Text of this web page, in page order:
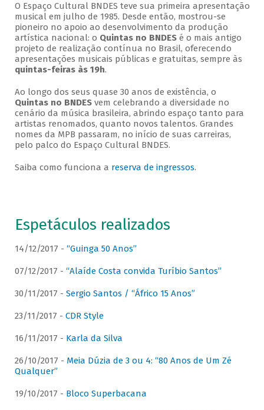
O Espaço Cultural BNDES teve sua primeira apresentação
musical em julho de 1985. Desde então, mostrou-se
pioneiro no apoio ao desenvolvimento da produção
artística nacional: o Quintas no BNDESé o mais antigo
projeto de realização contínua no Brasil, oferecendo
apresentações musicais públicas e gratuitas, sempre às
quintas-feiras às 19h.
Ao longo dos seus quase 30 anos de existência, o
Quintas no BNDESvem celebrando a diversidade no
cenário da música brasileira, abrindo espaço tanto para
artistas renomados, quanto novos talentos. Grandes
nomes da MPB passaram, no início de suas carreiras,
pelo palco do Espaço Cultural BNDES.
Saiba como funciona a reserva de ingressos.
Espetáculos realizados
14/12/2017 - “Guinga 50 Anos”
07/12/2017 - “Alaíde Costa convida Turíbio Santos”
30/11/2017 - Sergio Santos / “Áfrico 15 Anos”
23/11/2017 - CDR Style
16/11/2017 - Karla da Silva
26/10/2017 - Meia Dúzia de 3 ou 4: “80 Anos de Um Zé
Qualquer”
19/10/2017 - Bloco Superbacana